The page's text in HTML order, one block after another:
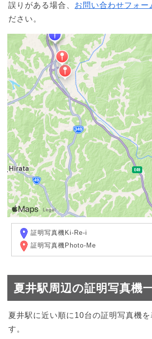
誤りがある場合、 お問い合わせフォー
ださい。
証明写真機Ki-Re-i
証明写真機Photo-Me
夏井駅周辺の証明写真機
夏井駅に近い順に10台の証明写真機を
す。